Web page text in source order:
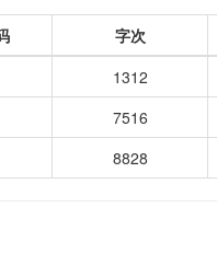
字次
1312
7516
8828